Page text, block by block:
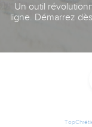
Un outil
ligne. Démarrez